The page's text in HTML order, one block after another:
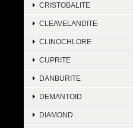
CRISTOBALITE
CLEAVELANDITE
CLINOCHLORE
CUPRITE
DANBURITE
DEMANTOID
DIAMOND